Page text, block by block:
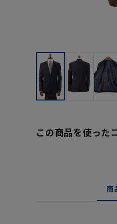
この商品を使った
商